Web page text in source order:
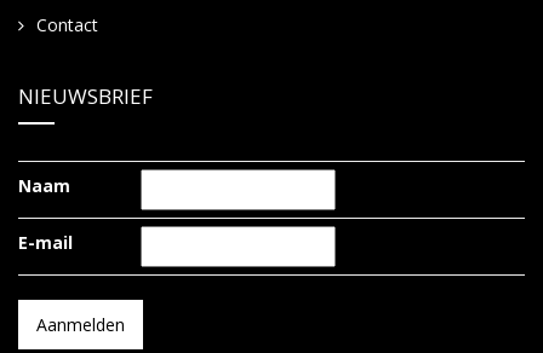
Contact
NIEUWSBRIEF
Naam
E-mail